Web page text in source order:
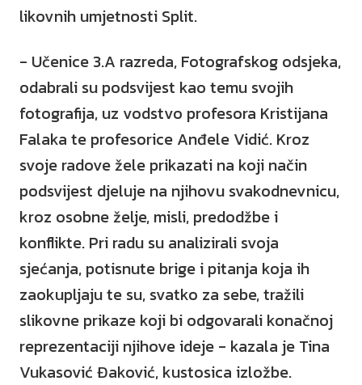
likovnih umjetnosti Split.
- Učenice 3.A razreda, Fotografskog odsjeka,
odabrali su podsvijest kao temu svojih
fotografija, uz vodstvo profesora Kristijana
Falaka te profesorice Anđele Vidić. Kroz
svoje radove žele prikazati na koji način
podsvijest djeluje na njihovu svakodnevnicu,
kroz osobne želje, misli, predodžbe i
konflikte. Pri radu su analizirali svoja
sjećanja, potisnute brige i pitanja koja ih
zaokupljaju te su, svatko za sebe, tražili
slikovne prikaze koji bi odgovarali konačnoj
reprezentaciji njihove ideje - kazala je Tina
Vukasović Đaković, kustosica izložbe.